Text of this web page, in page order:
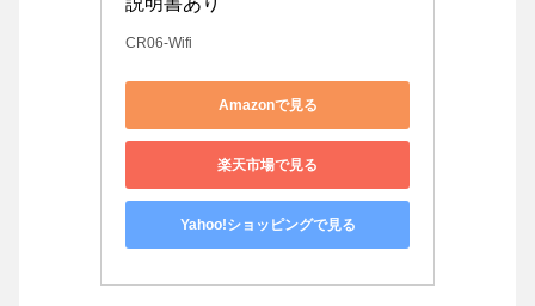
CR06-Wifi
Amazonで見る
楽天市場で見る
Yahoo!ショッピングで見る